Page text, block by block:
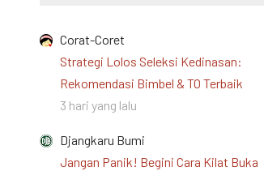
Corat-Coret
Strategi Lolos Seleksi Kedinasan:
Rekomendasi Bimbel & TO Terbaik
3 hari yang lalu
Djangkaru Bumi
Jangan Panik! Begini Cara Kilat Buka